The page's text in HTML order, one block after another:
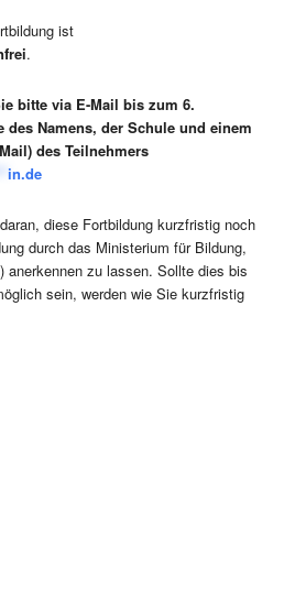
ist
.
bitte via E-Mail bis zum 6.
des Namens, der Schule und einem
des Teilnehmers
in.de
diese Fortbildung kurzfristig noch
durch das Ministerium für Bildung,
anerkennen zu lassen. Sollte dies bis
sein, werden wie Sie kurzfristig